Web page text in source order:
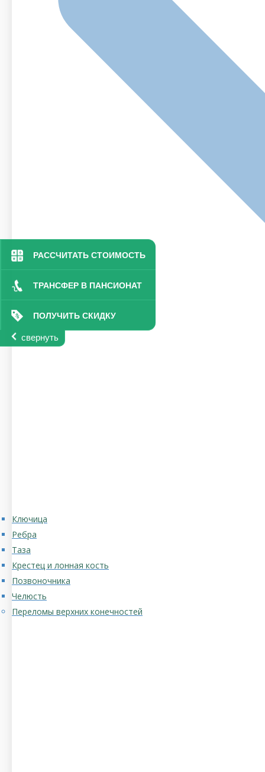
РАССЧИТАТЬ СТОИМОСТЬ
ТРАНСФЕР В ПАНСИОНАТ
ПОЛУЧИТЬ СКИДКУ
свернуть
Ключица
Ребра
Таза
Крестец и лонная кость
Позвоночника
Челюсть
Переломы верхних конечностей